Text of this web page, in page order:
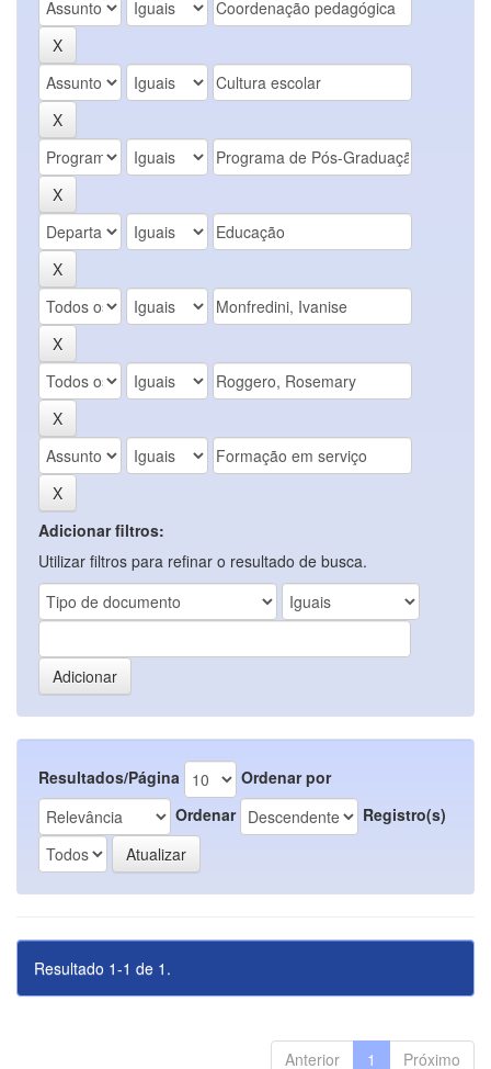
Adicionar filtros:
Utilizar filtros para refinar o resultado de busca.
Resultados/Página
Ordenar por
Ordenar
Registro(s)
Resultado 1-1 de 1.
Anterior 1 Próximo